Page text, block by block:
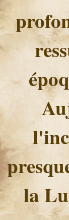
la